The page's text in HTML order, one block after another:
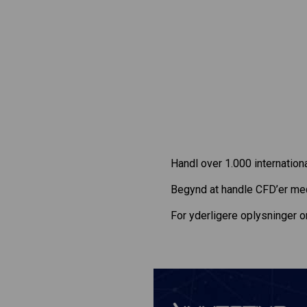
Handl over 1.000
Begynd at handle CFD’er
For yderligere oplysninger